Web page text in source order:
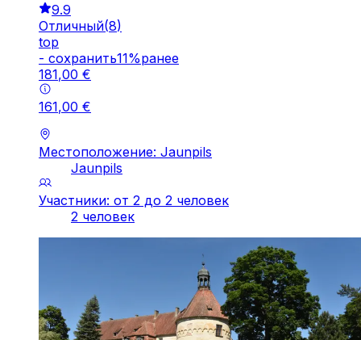
9.9
Отличный(8)
top
- cохранить11%ранее
181,00 €
161,00 €
Местоположение: Jaunpils
Jaunpils
Участники: от 2 до 2 человек
2 человек